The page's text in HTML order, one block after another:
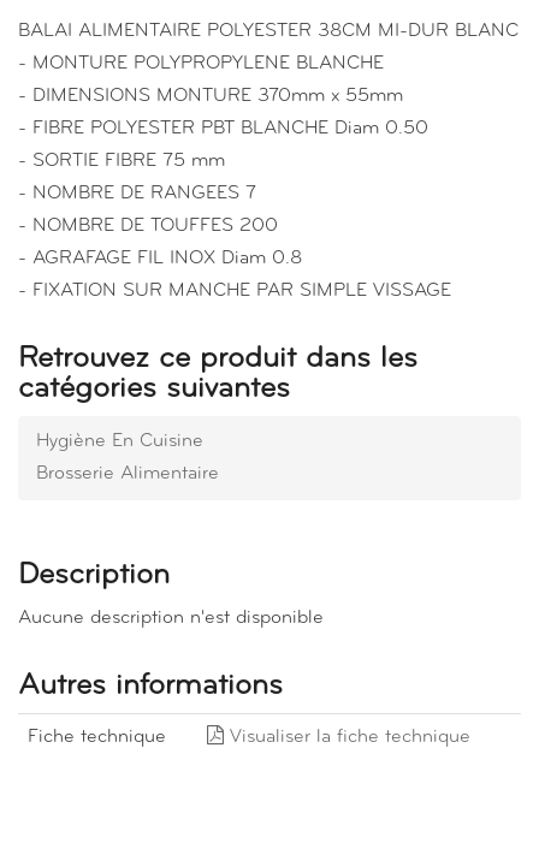
BALAI ALIMENTAIRE POLYESTER 38CM MI-DUR BLANC
- MONTURE POLYPROPYLENE BLANCHE
- DIMENSIONS MONTURE 370mm x 55mm
- FIBRE POLYESTER PBT BLANCHE Diam 0.50
- SORTIE FIBRE 75 mm
- NOMBRE DE RANGEES 7
- NOMBRE DE TOUFFES 200
- AGRAFAGE FIL INOX Diam 0.8
- FIXATION SUR MANCHE PAR SIMPLE VISSAGE
Retrouvez ce produit dans les
catégories suivantes
Hygiène En Cuisine
Brosserie Alimentaire
Description
Aucune description n'est disponible
Autres informations
Fiche technique Visualiser la fiche technique